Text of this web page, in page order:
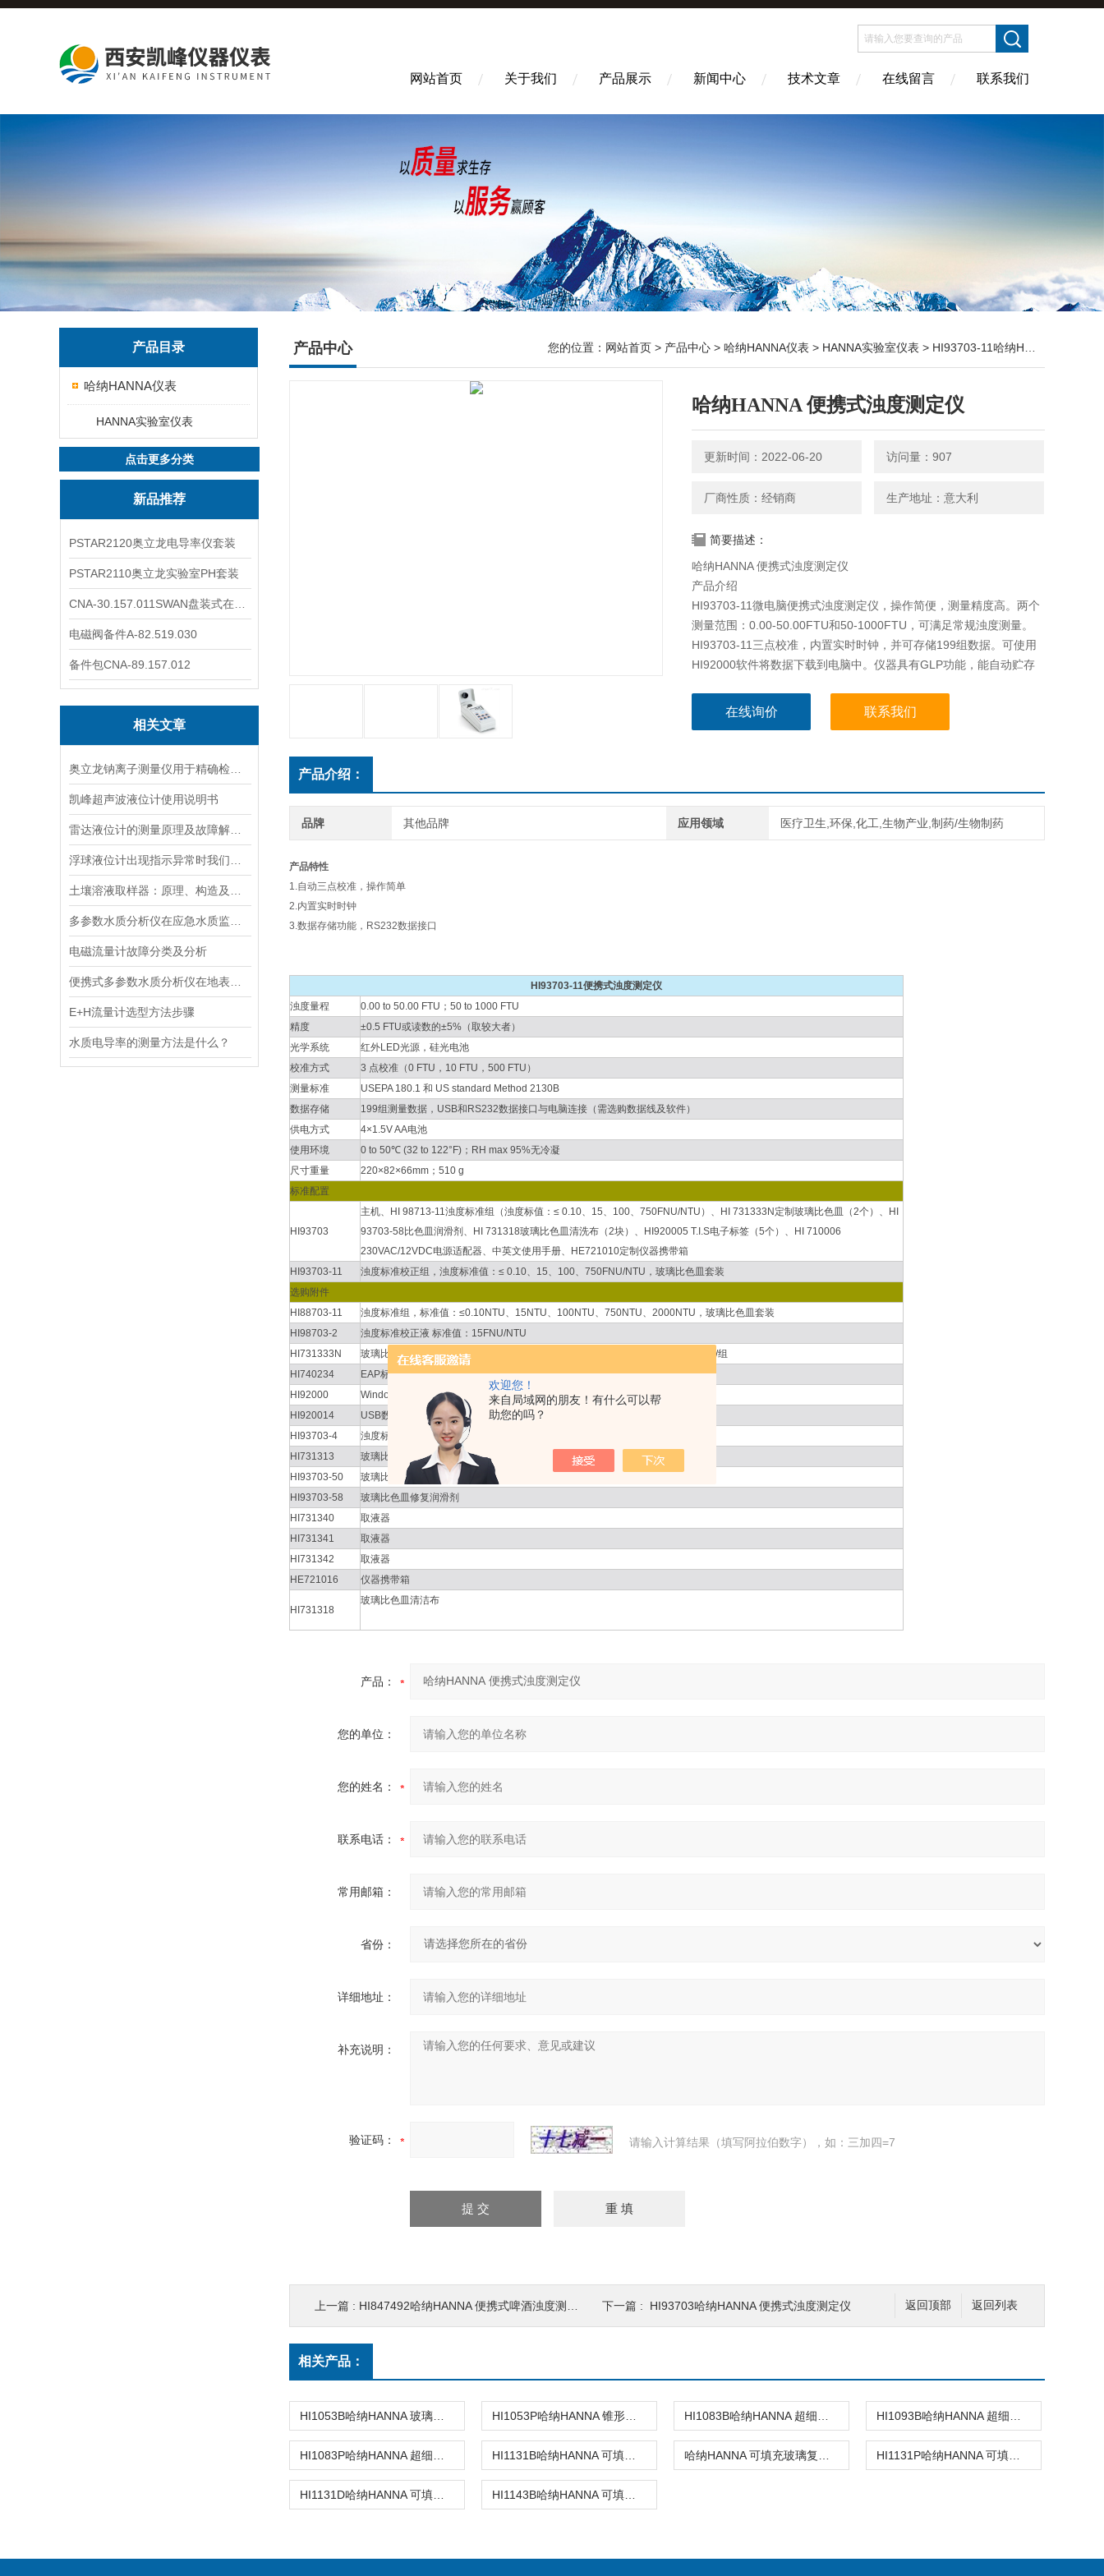
欢迎您！
来自局域网的朋友！有什么可以帮
助您的吗？
网站首页 关于我们 产品展示 新闻中心 技术文章 在线留言 联系我们
产品目录
哈纳HANNA仪表
HANNA实验室仪表
点击更多分类
新品推荐
PSTAR2120奥立龙电导率仪套装
PSTAR2110奥立龙实验室PH套装
电磁阀备件A-82.519.030
备件包CNA-89.157.012
相关文章
凯峰超声波液位计使用说明书
电磁流量计故障分类及分析
E+H流量计选型方法步骤
水质电导率的测量方法是什么？
产品中心 您的位置： 网站首页 > 产品中心 > 哈纳HANNA仪表 > HANNA实验室仪表 > HI93703-11哈纳HANNA 便携式浊度测定仪
哈纳HANNA 便携式浊度测定仪
更新时间：2022-06-20 访问量：907
厂商性质：经销商 生产地址：意大利
简要描述：
哈纳HANNA 便携式浊度测定仪
产品介绍
HI93703-11微电脑便携式浊度测定仪，操作简便，测量精度高。两个
测量范围：0.00-50.00FTU和50-1000FTU，可满足常规浊度测量。
HI93703-11三点校准，内置实时时钟，并可存储199组数据。可使用
HI92000软件将数据下载到电脑中。仪器具有GLP功能，能自动贮存
在线询价 联系我们
产品介绍：
品牌 其他品牌 应用领域 医疗卫生,环保,化工,生物产业,制药/生物制药
产品特性
1.自动三点校准，操作简单
2.内置实时时钟
3.数据存储功能，RS232数据接口
HI93703-11便携式浊度测定仪
浊度量程
0.00 to 50.00 FTU；50 to 1000 FTU
精度
±0.5 FTU或读数的±5%（取较大者）
光学系统
红外LED光源，硅光电池
校准方式
3 点校准（0 FTU，10 FTU，500 FTU）
测量标准
USEPA 180.1 和 US standard Method 2130B
数据存储
199组测量数据，USB和RS232数据接口与电脑连接（需选购数据线及软件）
供电方式
4×1.5V AA电池
使用环境
0 to 50℃ (32 to 122°F)；RH max 95%无冷凝
尺寸重量
220×82×66mm；510 g
标准配置
HI93703
主机、HI 98713-11浊度标准组（浊度标值：≤ 0.10、15、100、750FNU/NTU）、HI 731333N定制玻璃比色皿（2个）、HI
93703-58比色皿润滑剂、HI 731318玻璃比色皿清洗布（2块）、HI920005 T.I.S电子标签（5个）、HI 710006
230VAC/12VDC电源适配器、中英文使用手册、HE721010定制仪器携带箱
HI93703-11
浊度标准校正组，浊度标准值：≤ 0.10、15、100、750FNU/NTU，玻璃比色皿套装
选购附件
HI88703-11
浊度标准组，标准值：≤0.10NTU、15NTU、100NTU、750NTU、2000NTU，玻璃比色皿套装
HI98703-2
浊度标准校正液 标准值：15FNU/NTU
HI731333N
玻璃比色皿，由HI731331 玻璃比色皿杯和HI93703-60 比色皿盖组成、规格：4套/组
HI740234
EAP标准专用光源，适用于浊度测定仪
HI92000
Windows数据处理软件
HI920014
USB数据传输线
HI93703-4
浊度标准标准组
HI731313
玻璃比色皿套装
HI93703-50
玻璃比色皿清洗液
HI93703-58
玻璃比色皿修复润滑剂
HI731340
取液器
HI731341
取液器
HI731342
取液器
HE721016
仪器携带箱
HI731318
玻璃比色皿清洁布
产品：
您的单位：
您的姓名：
联系电话：
常用邮箱：
省份：
详细地址：
补充说明：
验证码： 请输入计算结果（填写阿拉伯数字），如：三加四=7
返回列表
返回顶部
上一篇 : HI847492哈纳HANNA 便携式啤酒浊度测定仪 下一篇 : HI93703哈纳HANNA 便携式浊度测定仪
相关产品：